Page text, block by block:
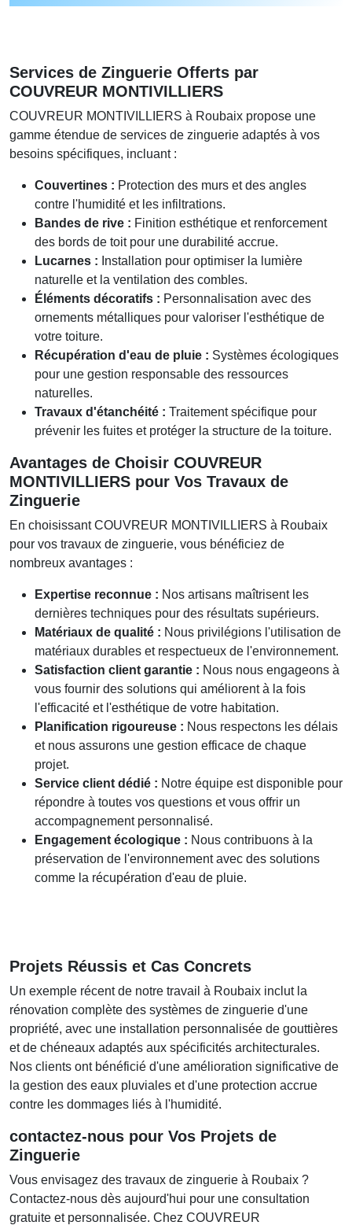
Services de Zinguerie Offerts par
COUVREUR MONTIVILLIERS
COUVREUR MONTIVILLIERS à Roubaix propose une
gamme étendue de services de zinguerie adaptés à vos
besoins spécifiques, incluant :
Couvertines : Protection des murs et des angles
contre l'humidité et les infiltrations.
Bandes de rive : Finition esthétique et renforcement
des bords de toit pour une durabilité accrue.
Lucarnes : Installation pour optimiser la lumière
naturelle et la ventilation des combles.
Éléments décoratifs : Personnalisation avec des
ornements métalliques pour valoriser l'esthétique de
votre toiture.
Récupération d'eau de pluie : Systèmes écologiques
pour une gestion responsable des ressources
naturelles.
Travaux d'étanchéité : Traitement spécifique pour
prévenir les fuites et protéger la structure de la toiture.
Avantages de Choisir COUVREUR
MONTIVILLIERS pour Vos Travaux de
Zinguerie
En choisissant COUVREUR MONTIVILLIERS à Roubaix
pour vos travaux de zinguerie, vous bénéficiez de
nombreux avantages :
Expertise reconnue : Nos artisans maîtrisent les
dernières techniques pour des résultats supérieurs.
Matériaux de qualité : Nous privilégions l'utilisation de
matériaux durables et respectueux de l'environnement.
Satisfaction client garantie : Nous nous engageons à
vous fournir des solutions qui améliorent à la fois
l'efficacité et l'esthétique de votre habitation.
Planification rigoureuse : Nous respectons les délais
et nous assurons une gestion efficace de chaque
projet.
Service client dédié : Notre équipe est disponible pour
répondre à toutes vos questions et vous offrir un
accompagnement personnalisé.
Engagement écologique : Nous contribuons à la
préservation de l'environnement avec des solutions
comme la récupération d'eau de pluie.
Projets Réussis et Cas Concrets
Un exemple récent de notre travail à Roubaix inclut la
rénovation complète des systèmes de zinguerie d'une
propriété, avec une installation personnalisée de gouttières
et de chéneaux adaptés aux spécificités architecturales.
Nos clients ont bénéficié d'une amélioration significative de
la gestion des eaux pluviales et d'une protection accrue
contre les dommages liés à l'humidité.
contactez-nous pour Vos Projets de
Zinguerie
Vous envisagez des travaux de zinguerie à Roubaix ?
Contactez-nous dès aujourd'hui pour une consultation
gratuite et personnalisée. Chez COUVREUR